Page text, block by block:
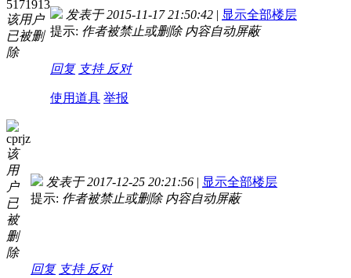
5171913
该用户
已被删
除
发表于 2015-11-17 21:50:42 | 显示全部楼层
提示: 作者被禁止或删除 内容自动屏蔽
回复 支持 反对
使用道具 举报
cprjz
该
用
户
已
被
删
除
发表于 2017-12-25 20:21:56 | 显示全部楼层
提示: 作者被禁止或删除 内容自动屏蔽
回复 支持 反对